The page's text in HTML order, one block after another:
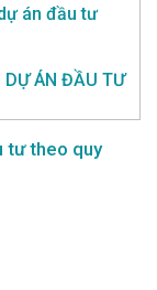
án đầu tư
DỰ ÁN ĐẦU TƯ
tư theo quy